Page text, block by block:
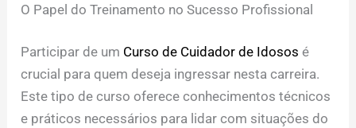
O Papel do Treinamento no Sucesso Profissional
Participar de um Curso de Cuidador de Idosos é
crucial para quem deseja ingressar nesta carreira.
Este tipo de curso oferece conhecimentos técnicos
e práticos necessários para lidar com situações do